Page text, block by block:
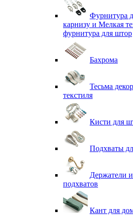
Фурнитура
карнизу и Мелкая
фурнитура для штор
Бахрома
Тесьма
текстиля
Кисти для
Подхваты
Держатели
подхватов
Кант для